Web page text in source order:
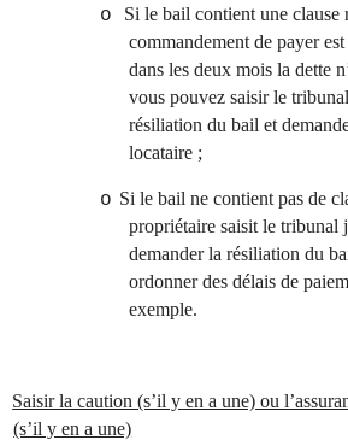
o Si le bail contient une clause
commandement de payer
dans les deux mois la dette
vous pouvez saisir le
résiliation du bail et
locataire ;
o Si le bail ne contient pas de
propriétaire saisit le tribunal
demander la résiliation du
ordonner des délais de
exemple.
Saisir la caution (s’il y en a une) ou
(s’il y en a une)